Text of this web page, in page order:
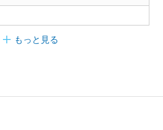
もっと見る